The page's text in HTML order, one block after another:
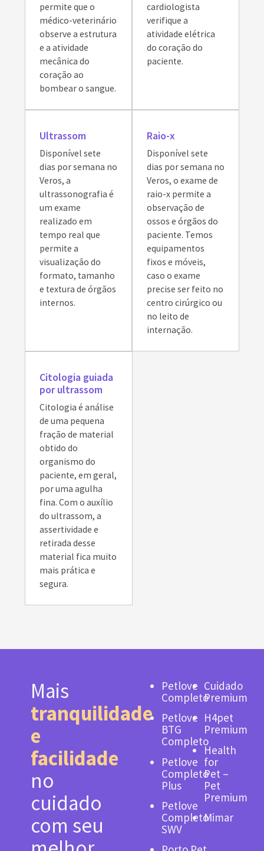
permite que o
médico-veterinário
observe a estrutura
e a atividade
mecânica do
coração ao
bombear o sangue.
cardiologista
verifique a
atividade elétrica
do coração do
paciente.
Ultrassom
Disponível sete
dias por semana no
Veros, a
ultrassonografia é
um exame
realizado em
tempo real que
permite a
visualização do
formato, tamanho
e textura de órgãos
internos.
Raio-x
Disponível sete
dias por semana no
Veros, o exame de
raio-x permite a
observação de
ossos e órgãos do
paciente. Temos
equipamentos
fixos e móveis,
caso o exame
precise ser feito no
centro cirúrgico ou
no leito de
internação.
Citologia guiada
por ultrassom
Citologia é análise
de uma pequena
fração de material
obtido do
organismo do
paciente, em geral,
por uma agulha
fina. Com o auxílio
do ultrassom, a
assertividade e
retirada desse
material fica muito
mais prática e
segura.
Mais
tranquilidade
e
facilidade
no
cuidado
com seu
Petlove
Completo
Petlove
BTG
Completo
Petlove
Completo
Plus
Petlove
Completo
SWV
Cuidado
Premium
H4pet
Premium
Health
for
Pet –
Pet
Premium
Mimar